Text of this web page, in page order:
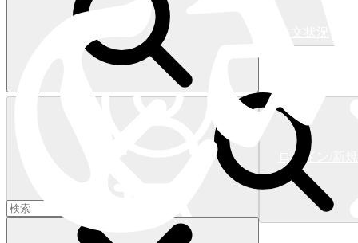
キャロウェイアパレルはこちら>>>
ログイン/新